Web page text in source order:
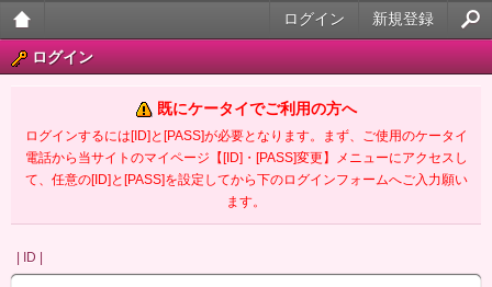
大人
ータ
イ官
新規登録
ログイン
ログイン
既にケータイでご利用の方へ
ログインするには[ID]と[PASS]が必要となります。まず、ご使用のケータイ
電話から当サイトのマイページ【[ID]・[PASS]変更】メニューにアクセスし
て、任意の[ID]と[PASS]を設定してから下のログインフォームへご入力願い
ます。
| ID |